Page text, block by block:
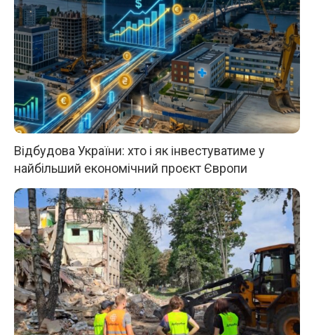
Відбудова України: хто і як інвестуватиме у
найбільший економічний проєкт Європи